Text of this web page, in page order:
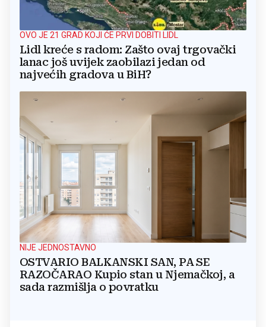
OVO JE 21 GRAD KOJI ĆE PRVI DOBITI LIDL
Lidl kreće s radom: Zašto ovaj trgovački
lanac još uvijek zaobilazi jedan od
najvećih gradova u BiH?
NIJE JEDNOSTAVNO
OSTVARIO BALKANSKI SAN, PA SE
RAZOČARAO Kupio stan u Njemačkoj, a
sada razmišlja o povratku